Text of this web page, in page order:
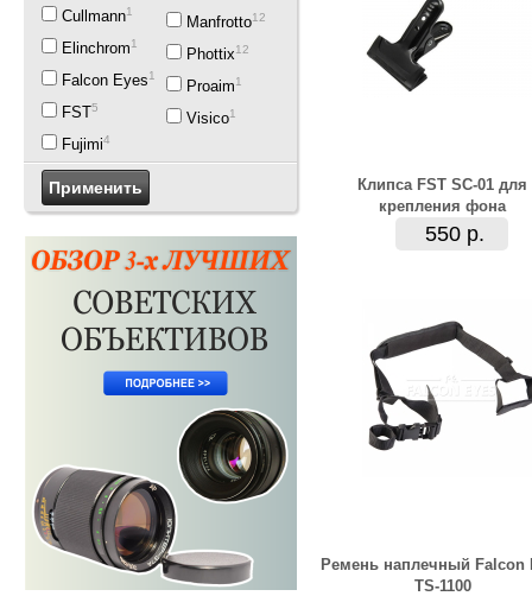
Cullmann1
Elinchrom1
Falcon Eyes19
FST5
Fujimi4
Manfrotto12
Phottix12
Proaim1
Visico1
Клипса FST SC-01 для
крепления фона
550 р.
Ремень наплечный Falcon
TS-1100